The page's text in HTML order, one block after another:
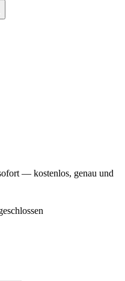
— kostenlos, genau und